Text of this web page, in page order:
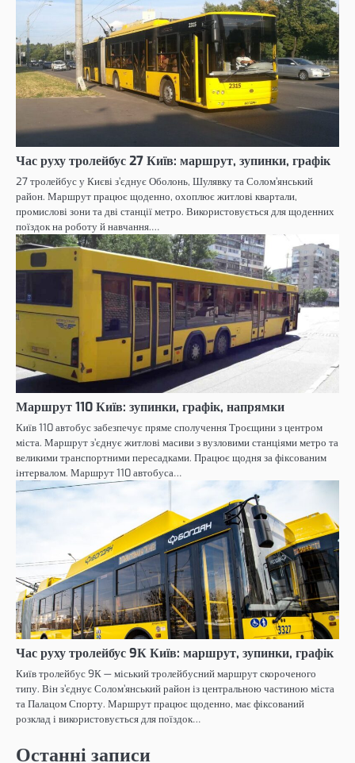
Час руху тролейбус 27 Київ: маршрут, зупинки, графік
27 тролейбус у Києві з’єднує Оболонь, Шулявку та Солом’янський
район. Маршрут працює щоденно, охоплює житлові квартали,
промислові зони та дві станції метро. Використовується для щоденних
поїздок на роботу й навчання.…
Маршрут 110 Київ: зупинки, графік, напрямки
Київ 110 автобус забезпечує пряме сполучення Троєщини з центром
міста. Маршрут з’єднує житлові масиви з вузловими станціями метро та
великими транспортними пересадками. Працює щодня за фіксованим
інтервалом. Маршрут 110 автобуса…
Час руху тролейбус 9К Київ: маршрут, зупинки, графік
Київ тролейбус 9К — міський тролейбусний маршрут скороченого
типу. Він з’єднує Солом’янський район із центральною частиною міста
та Палацом Спорту. Маршрут працює щоденно, має фіксований
розклад і використовується для поїздок…
Останні записи